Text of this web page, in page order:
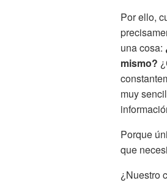
Por ello,
una cosa:
mismo?
muy
Porque
que
¿Nuestro